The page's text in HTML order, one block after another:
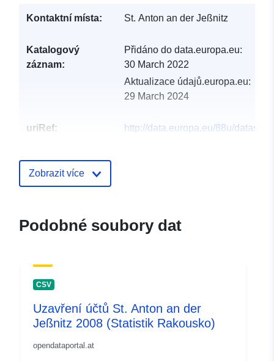
Kontaktní místa: St. Anton an der Jeßnitz
Katalogový
záznam:
Přidáno do data.europa.eu:
30 March 2022
Aktualizace údajů.europa.eu:
29 March 2024
uriRef:
http://data.europa.eu/88u/
Zobrazit více
Podobné soubory dat
CSV
Uzavření účtů St. Anton an der
Jeßnitz 2008 (Statistik Rakousko)
opendataportal.at